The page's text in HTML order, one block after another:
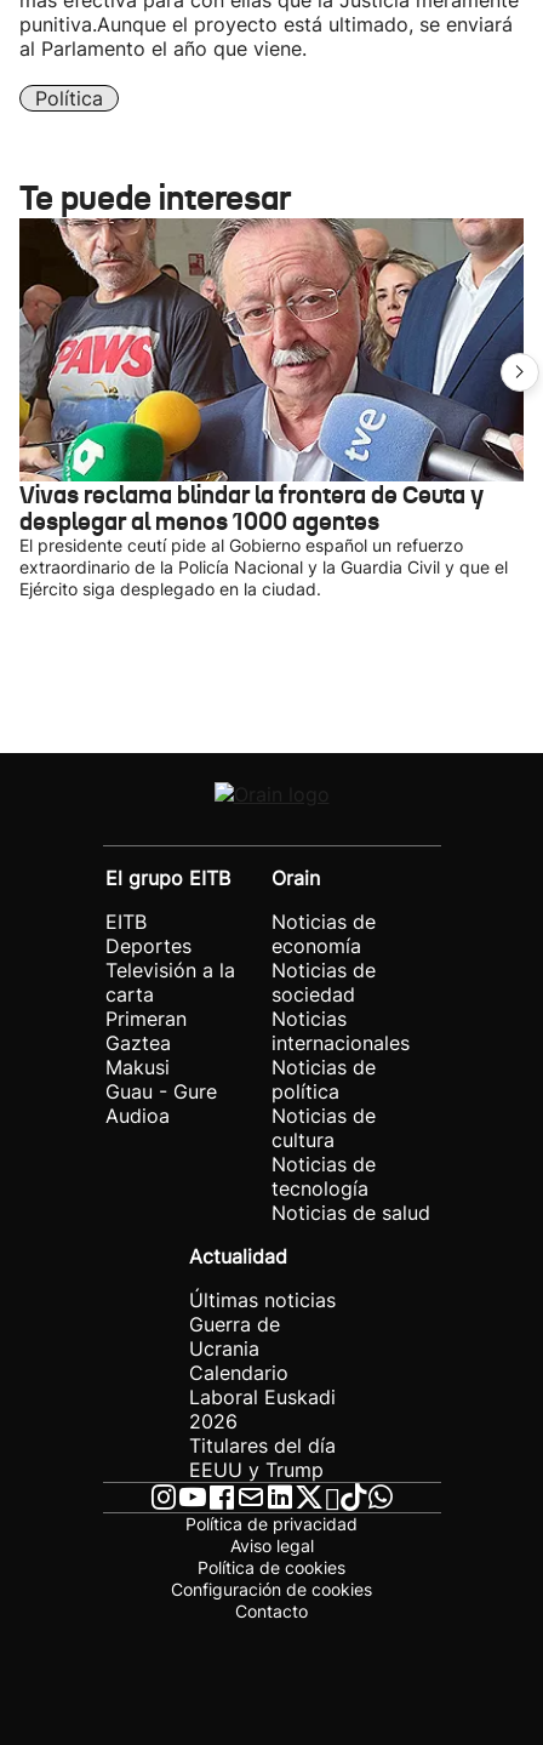
punitiva.Aunque el proyecto está ultimado, se enviará
al Parlamento el año que viene.
Política
Te puede interesar
Vivas reclama blindar la frontera de Ceuta y
desplegar al menos 1000 agentes
El presidente ceutí pide al Gobierno español un refuerzo
extraordinario de la Policía Nacional y la Guardia Civil y que el
Ejército siga desplegado en la ciudad.
El grupo EITB
EITB
Deportes
Televisión a la
carta
Primeran
Gaztea
Makusi
Guau - Gure
Audioa
Orain
Noticias de
economía
Noticias de
sociedad
Noticias
internacionales
Noticias de
política
Noticias de
cultura
Noticias de
tecnología
Noticias de salud
Actualidad
Últimas noticias
Guerra de
Ucrania
Calendario
Laboral Euskadi
2026
Titulares del día
EEUU y Trump
Política de privacidad
Aviso legal
Política de cookies
Configuración de cookies
Contacto